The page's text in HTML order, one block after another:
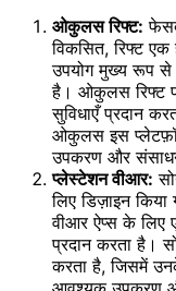
ओकुलस रिफ्ट:
विकसित, रिफ्ट
उपयोग मुख्य रूप से
है। ओकुलस रिफ्ट
सुविधाएँ प्रदान
ओकुलस इस
उपकरण और
प्लेस्टेशन वीआर:
लिए डिज़ाइन
वीआर ऐप्स के लिए
प्रदान करता है।
करता है, जिसमें